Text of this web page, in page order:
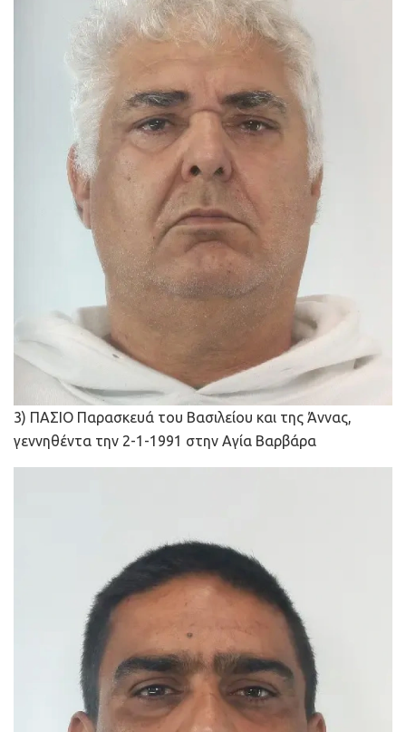
3) ΠΑΣΙΟ Παρασκευά του Βασιλείου και της Άννας,
γεννηθέντα την 2-1-1991 στην Αγία Βαρβάρα